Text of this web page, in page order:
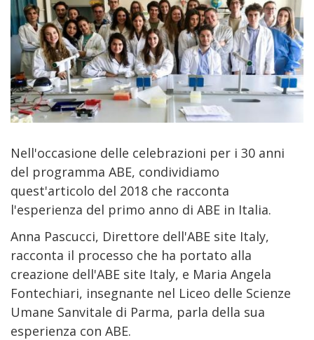
Nell'occasione delle celebrazioni per i 30 anni
del programma ABE, condividiamo
quest'articolo del 2018 che racconta
l'esperienza del primo anno di ABE in Italia.
Anna Pascucci, Direttore dell'ABE site Italy,
racconta il processo che ha portato alla
creazione dell'ABE site Italy, e Maria Angela
Fontechiari, insegnante nel Liceo delle Scienze
Umane Sanvitale di Parma, parla della sua
esperienza con ABE.